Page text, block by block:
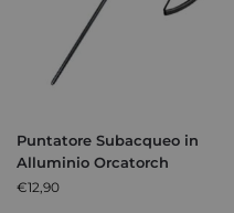
Puntatore Subacqueo in
Alluminio Orcatorch
€12,90